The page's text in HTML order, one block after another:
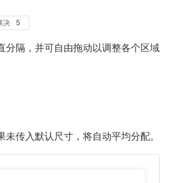
决 5
分隔，并可自由拖动以调整各个区域
传入默认尺寸，将自动平均分配。